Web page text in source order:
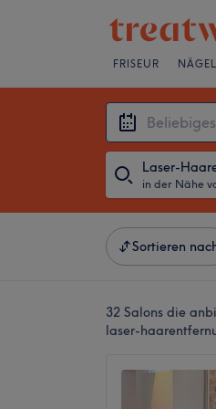
FRISEUR NÄGEL
Laser-
Sortieren
32 Salons die
laser-